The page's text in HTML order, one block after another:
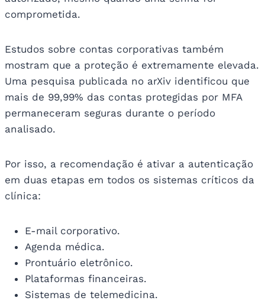
comprometida.
Estudos sobre contas corporativas também
mostram que a proteção é extremamente elevada.
Uma pesquisa publicada no arXiv identificou que
mais de 99,99% das contas protegidas por MFA
permaneceram seguras durante o período
analisado.
Por isso, a recomendação é ativar a autenticação
em duas etapas em todos os sistemas críticos da
clínica:
E-mail corporativo.
Agenda médica.
Prontuário eletrônico.
Plataformas financeiras.
Sistemas de telemedicina.